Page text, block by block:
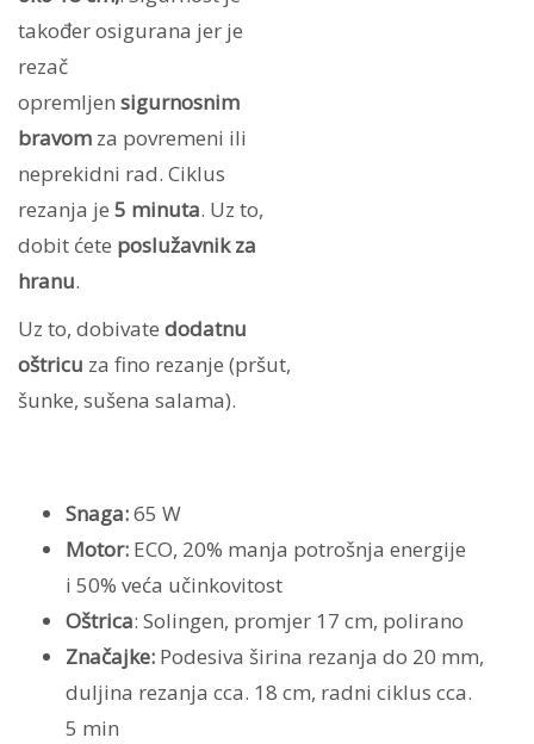
također osigurana jer je
rezač
opremljen sigurnosnim
bravom za povremeni ili
neprekidni rad. Ciklus
rezanja je 5 minuta. Uz to,
dobit ćete poslužavnik za
hranu.
Uz to, dobivate dodatnu
oštricu za fino rezanje (pršut,
šunke, sušena salama).
Snaga:65 W
Motor: ECO, 20% manja potrošnja energije
i 50% veća učinkovitost
Oštrica: Solingen, promjer 17 cm, polirano
Značajke: Podesiva širina rezanja do 20 mm,
duljina rezanja cca. 18 cm, radni ciklus cca.
5 min